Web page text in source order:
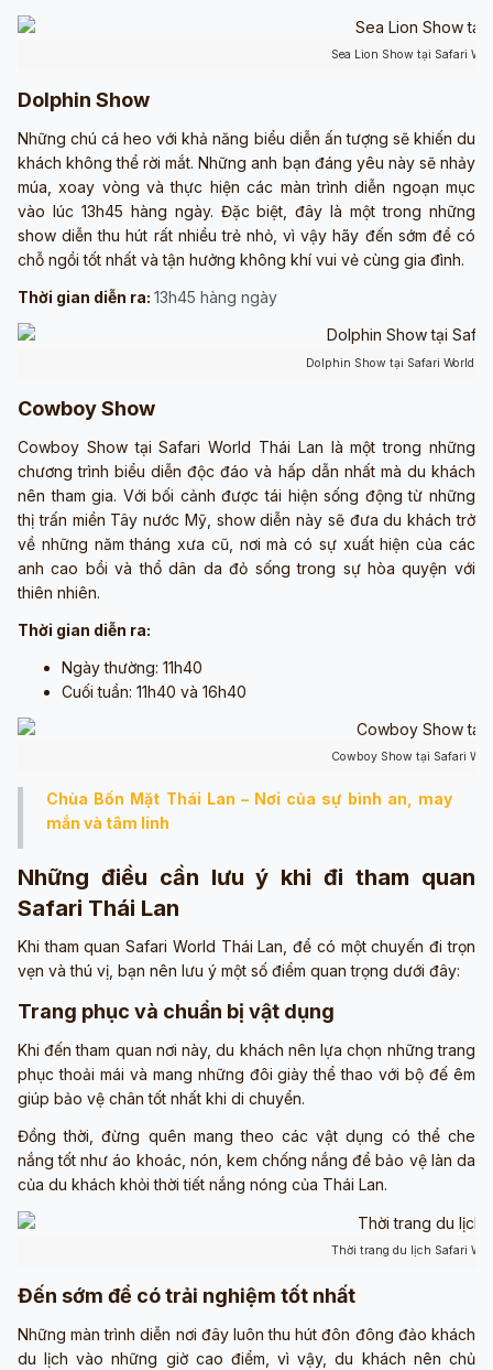
Sea Lion Show tại Safari
Dolphin Show
Những chú cá heo với khả năng biểu diễn ấn tượng sẽ khiến du
khách không thể rời mắt. Những anh bạn đáng yêu này sẽ nhảy
múa, xoay vòng và thực hiện các màn trình diễn ngoạn mục
vào lúc 13h45 hàng ngày. Đặc biệt, đây là một trong những
show diễn thu hút rất nhiều trẻ nhỏ, vì vậy hãy đến sớm để có
chỗ ngồi tốt nhất và tận hưởng không khí vui vẻ cùng gia đình.
Thời gian diễn ra: 13h45 hàng ngày
Dolphin Show tại Safari World
Cowboy Show
Cowboy Show tại Safari World Thái Lan là một trong những
chương trình biểu diễn độc đáo và hấp dẫn nhất mà du khách
nên tham gia. Với bối cảnh được tái hiện sống động từ những
thị trấn miền Tây nước Mỹ, show diễn này sẽ đưa du khách trở
về những năm tháng xưa cũ, nơi mà có sự xuất hiện của các
anh cao bồi và thổ dân da đỏ sống trong sự hòa quyện với
thiên nhiên.
Thời gian diễn ra:
Ngày thường: 11h40
Cuối tuần: 11h40 và 16h40
Cowboy Show tại Safari
Chùa Bốn Mặt Thái Lan – Nơi của sự bình an, may
mắn và tâm linh
Những điều cần lưu ý khi đi tham quan
Safari Thái Lan
Khi tham quan Safari World Thái Lan, để có một chuyến đi trọn
vẹn và thú vị, bạn nên lưu ý một số điểm quan trọng dưới đây:
Trang phục và chuẩn bị vật dụng
Khi đến tham quan nơi này, du khách nên lựa chọn những trang
phục thoải mái và mang những đôi giày thể thao với bộ đế êm
giúp bảo vệ chân tốt nhất khi di chuyển.
Đồng thời, đừng quên mang theo các vật dụng có thể che
nắng tốt như áo khoác, nón, kem chống nắng để bảo vệ làn da
của du khách khỏi thời tiết nắng nóng của Thái Lan.
Thời trang du lịch Safari
Đến sớm để có trải nghiệm tốt nhất
Những màn trình diễn nơi đây luôn thu hút đôn đông đảo khách
du lịch vào những giờ cao điểm, vì vậy, du khách nên chủ